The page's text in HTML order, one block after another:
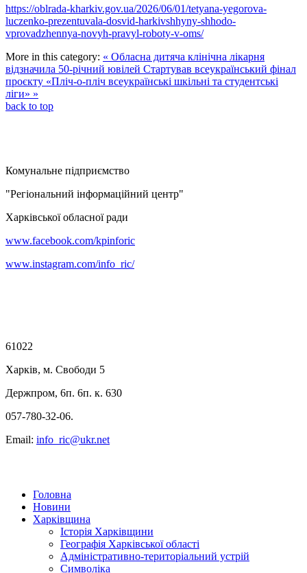
https://oblrada-kharkiv.gov.ua/2026/06/01/tetyana-yegorova-
luczenko-prezentuvala-dosvid-harkivshhyny-shhodo-
vprovadzhennya-novyh-pravyl-roboty-v-oms/
More in this category: « Обласна дитяча клінічна лікарня
відзначила 50-річний ювілей Стартував всеукраїнський фінал
проєкту «Пліч-о-пліч всеукраїнські шкільні та студентські
ліги» »
back to top
Комунальне підприємство
"Регіональний інформаційний центр"
Харківської обласної ради
www.facebook.com/kpinforic
www.instagram.com/info_ric/
61022
Харків, м. Свободи 5
Держпром, 6п. 6п. к. 630
057-780-32-06.
Email: info_ric@ukr.net
Головна
Новини
Харківщина
Історія Харківщини
Географія Харківської області
Адміністративно-територіальний устрій
Символіка